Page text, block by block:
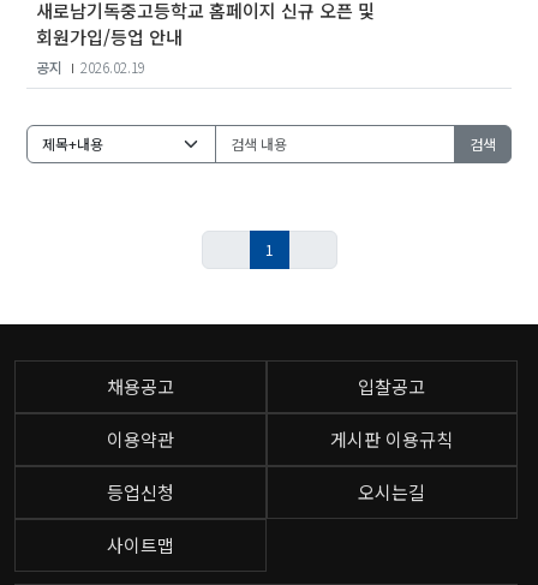
새로남기독중고등학교 홈페이지 신규 오픈 및
회원가입/등업 안내
공지 2026.02.19
검색
1
채용공고 입찰공고
이용약관 게시판 이용규칙
등업신청 오시는길
사이트맵